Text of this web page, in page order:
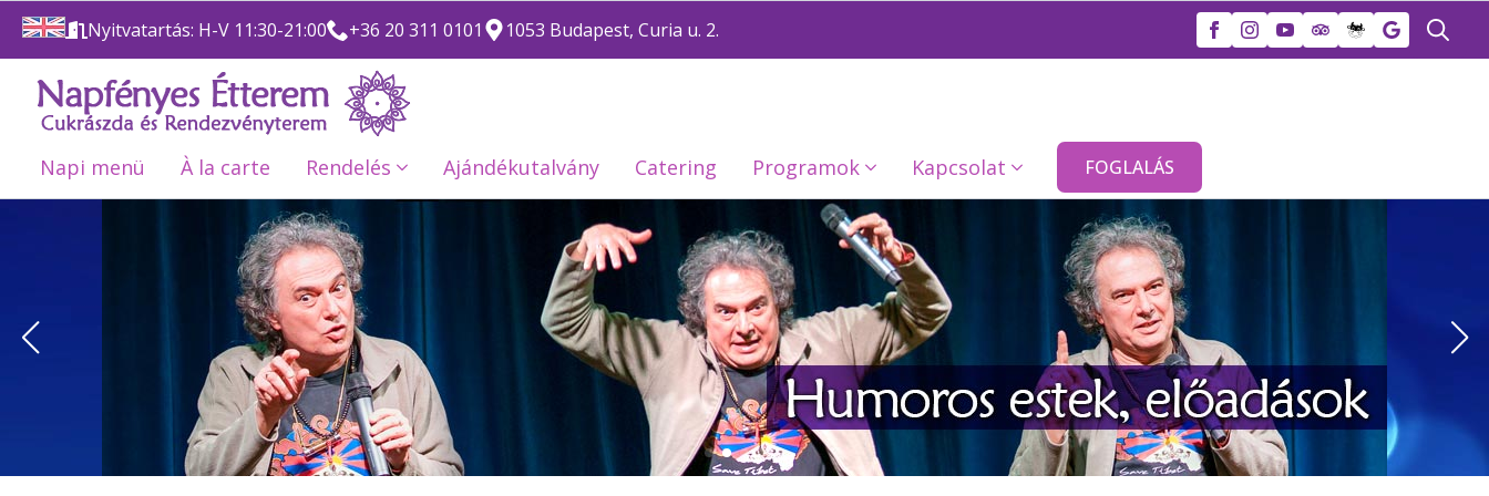
Nyitvatartás: H-V 11:30-21:00 +36 20 311 0101
1053 Budapest, Curia u. 2.
Napi menü À la carte Rendelés Ajándékutalvány Catering Programok Kapcsolat FOGLALÁS